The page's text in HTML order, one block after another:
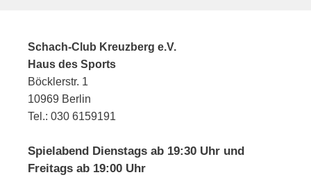
Schach-Club Kreuzberg e.V.
Haus des Sports
Böcklerstr. 1
10969 Berlin
Tel.: 030 6159191
Spielabend Dienstags ab 19:30 Uhr und
Freitags ab 19:00 Uhr